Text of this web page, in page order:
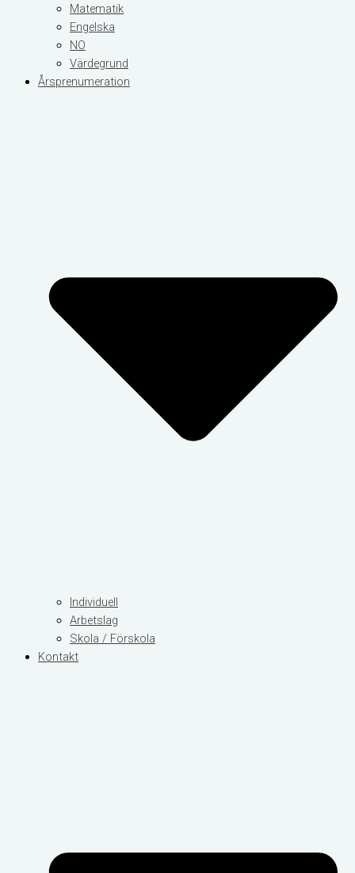
Matematik
Engelska
NO
Värdegrund
Årsprenumeration
Individuell
Arbetslag
Skola / Förskola
Kontakt